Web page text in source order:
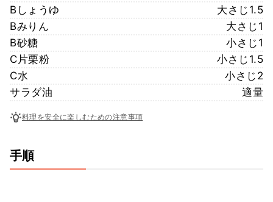
Bしょうゆ
大さじ1.5
Bみりん
大さじ1
B砂糖
小さじ1
C片栗粉
小さじ1.5
C水
小さじ2
サラダ油
適量
料理を安全に楽しむための注意事項
手順